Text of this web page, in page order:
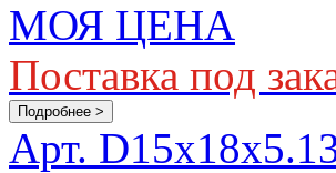
МОЯ ЦЕНА
Поставка под
Подробнее >
Арт.